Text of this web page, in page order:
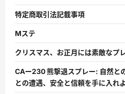
特定商取引法記載事項
Mステ
クリスマス、お正月には素敵なプ
CAー230 熊撃退スプレー: 自然と
との遭遇、安全と信頼を手に入れよ